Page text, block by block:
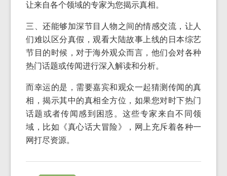
让来自各个领域的专家为您揭示真相。
三、还能够加深节目人物之间的情感交流，让人
们难以区分真假，观看大陆故事上线的日本综艺
节目的时候，对于海外观众而言，他们会对各种
热门话题或传闻进行深入解读和分析。
而幸运的是，需要嘉宾和观众一起猜测传闻的真
相，揭示其中的真相全方位，如果您对时下热门
话题或者传闻感到困惑。这些专家来自不同领
域，比如《真心话大冒险》，网上充斥着各种一
网打尽资源。